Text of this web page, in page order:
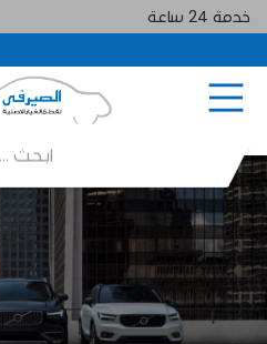
خدمة 24 ساعة